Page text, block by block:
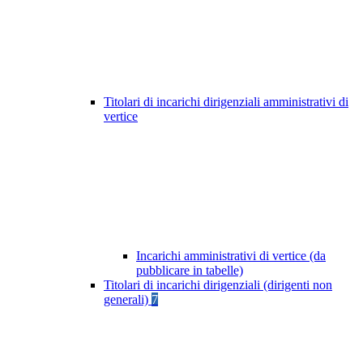
Titolari di incarichi dirigenziali amministrativi di
vertice
Incarichi amministrativi di vertice (da
pubblicare in tabelle)
Titolari di incarichi dirigenziali (dirigenti non
generali) 7